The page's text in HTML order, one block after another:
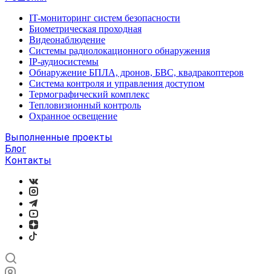
IT-мониторинг систем безопасности
Биометрическая проходная
Видеонаблюдение
Системы радиолокационного обнаружения
IP-аудиосистемы
Обнаружение БПЛА, дронов, БВС, квадракоптеров
Система контроля и управления доступом
Термографический комплекс
Тепловизионный контроль
Охранное освещение
Выполненные проекты
Блог
Контакты